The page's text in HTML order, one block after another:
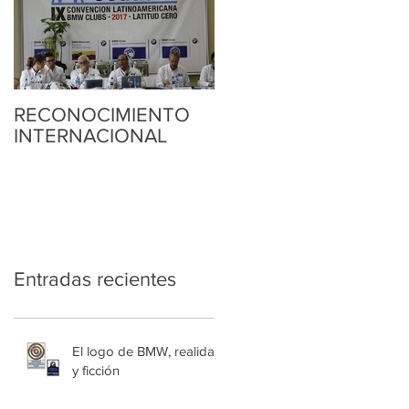
RECONOCIMIENTO
INTERNACIONAL
Entradas recientes
El logo de BMW, realidad
y ficción